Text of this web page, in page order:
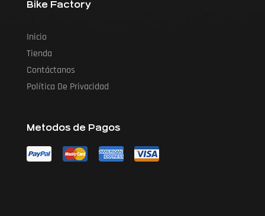
Bike Factory
Inicio
Tienda
Contáctanos
Política De Privacidad
Metodos de Pagos